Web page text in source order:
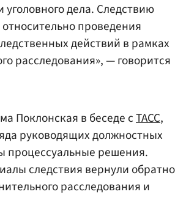
дела. Следствию
проведения
действий в рамках
расследования», — говорится
Поклонская в беседе сТАСС,
руководящих должностных
процессуальные решения.
следствия вернули обратно
расследования и